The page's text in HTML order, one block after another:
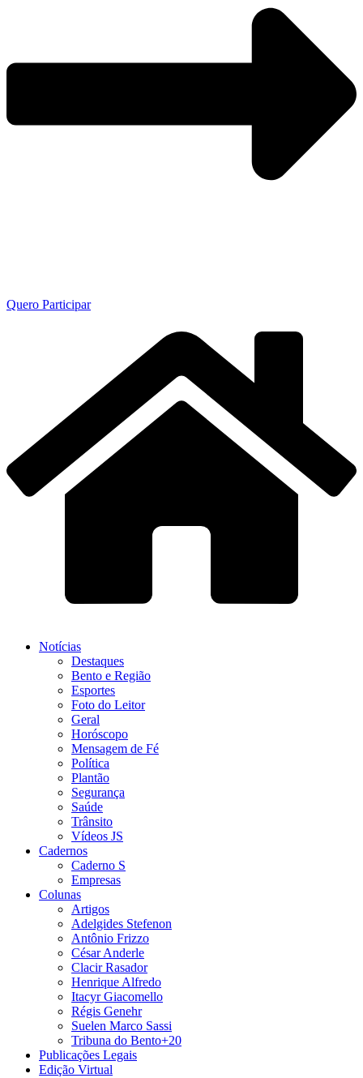
Quero Participar
Notícias
Destaques
Bento e Região
Esportes
Foto do Leitor
Geral
Horóscopo
Mensagem de Fé
Política
Plantão
Segurança
Saúde
Trânsito
Vídeos JS
Cadernos
Caderno S
Empresas
Colunas
Artigos
Adelgides Stefenon
Antônio Frizzo
César Anderle
Clacir Rasador
Henrique Alfredo
Itacyr Giacomello
Régis Genehr
Suelen Marco Sassi
Tribuna do Bento+20
Publicações Legais
Edição Virtual